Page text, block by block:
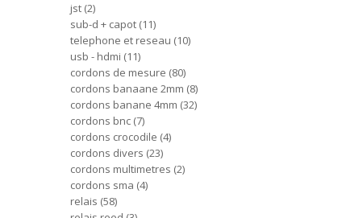
jst 2
sub-d + capot 11
telephone et reseau 10
usb - hdmi 11
cordons de mesure 80
cordons banaane 2mm 8
cordons banane 4mm 32
cordons bnc 7
cordons crocodile 4
cordons divers 23
cordons multimetres 2
cordons sma 4
relais 58